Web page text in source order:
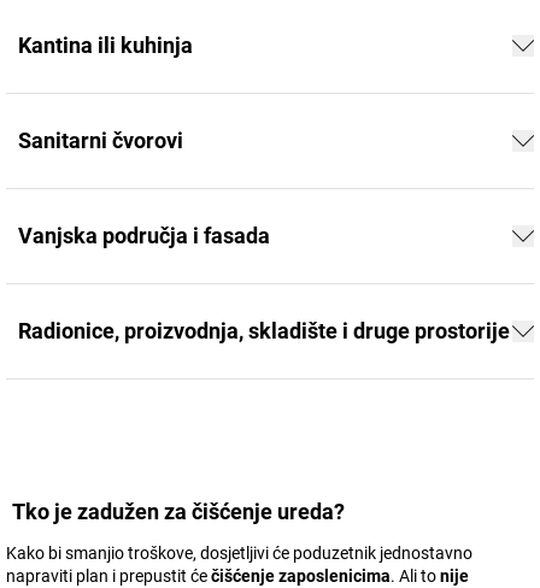
Kantina ili kuhinja
Sanitarni čvorovi
Vanjska područja i fasada
Radionice, proizvodnja, skladište i druge prostorije
Tko je zadužen za čišćenje ureda?
Kako bi smanjio troškove, dosjetljivi će poduzetnik jednostavno
napraviti plan i prepustit ćečišćenje zaposlenicima. Ali tonije